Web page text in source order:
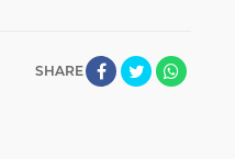
SHARE